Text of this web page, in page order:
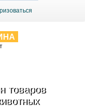
товаров